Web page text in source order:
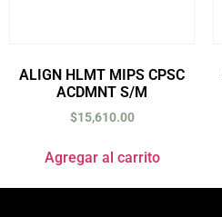
ALIGN HLMT MIPS CPSC
ACDMNT S/M
$15,610.00
Agregar al carrito